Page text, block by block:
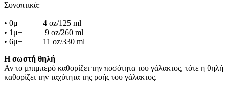
Συνοπτικά:
• 0μ+          4 oz/125 ml
• 1μ+           9 oz/260 ml
• 6μ+          11 oz/330 ml
Η σωστή θηλή
Αν το μπιμπερό καθορίζει την ποσότητα του γάλακτος, τότε η θηλή
καθορίζει την ταχύτητα της ροής του γάλακτος.